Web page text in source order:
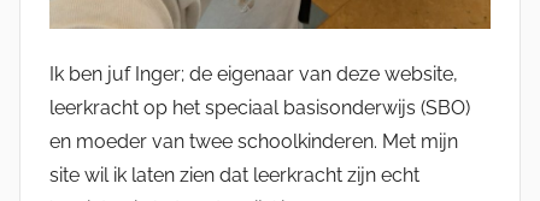
Ik ben juf Inger; de eigenaar van deze website,
leerkracht op het speciaal basisonderwijs (SBO)
en moeder van twee schoolkinderen. Met mijn
site wil ik laten zien dat leerkracht zijn echt